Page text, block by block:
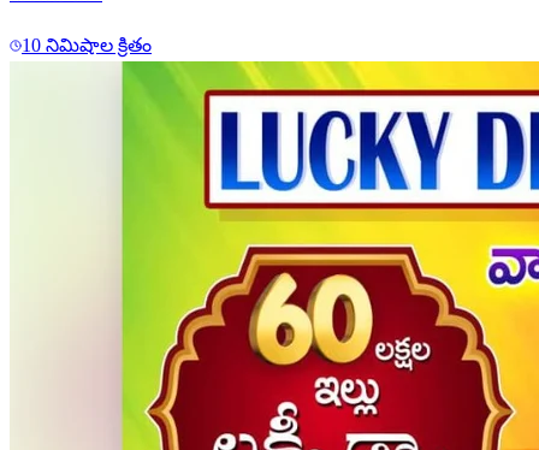
10 నిమిషాల క్రితం